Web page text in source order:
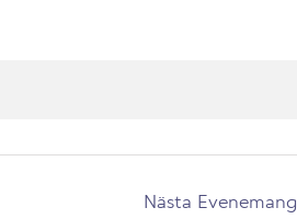
Nästa Evenemang